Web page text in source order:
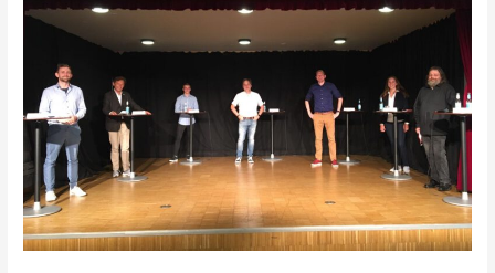
Podiumsdiskussion
Oberbürgermeisterwahl
2020
in
Herne